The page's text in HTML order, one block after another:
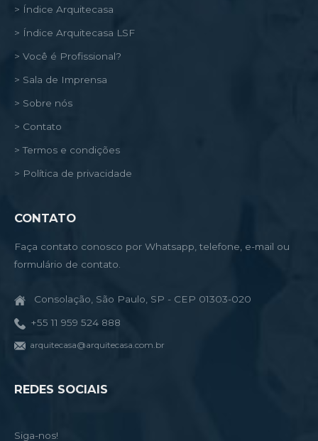
> Índice Arquitecasa
> Índice Arquitecasa LSF
> Você é Profissional?
> Sala de Imprensa
> Sobre nós
> Contato
> Termos e condições
> Política de privacidade
CONTATO
Faça contato conosco por Whatsapp, telefone, e-mail ou
formulário de contato.
Consolação, São Paulo, SP - CEP 01303-020
+55 11 959 524 888
arquitecasa@arquitecasa.com.br
REDES SOCIAIS
Siga-nos!